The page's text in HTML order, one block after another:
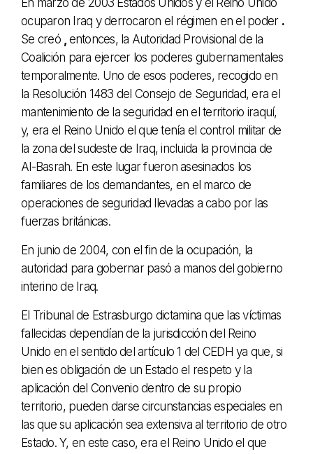
En marzo de 2003 Estados Unidos y el Reino Unido
ocuparon Iraq y derrocaron el régimen en el poder .
Se creó , entonces, la Autoridad Provisional de la
Coalición para ejercer los poderes gubernamentales
temporalmente. Uno de esos poderes, recogido en
la Resolución 1483 del Consejo de Seguridad, era el
mantenimiento de la seguridad en el territorio iraquí,
y, era el Reino Unido el que tenía el control militar de
la zona del sudeste de Iraq, incluida la provincia de
Al-Basrah. En este lugar fueron asesinados los
familiares de los demandantes, en el marco de
operaciones de seguridad llevadas a cabo por las
fuerzas británicas.
En junio de 2004, con el fin de la ocupación, la
autoridad para gobernar pasó a manos del gobierno
interino de Iraq.
El Tribunal de Estrasburgo dictamina que las víctimas
fallecidas dependían de la jurisdicción del Reino
Unido en el sentido del artículo 1 del CEDH ya que, si
bien es obligación de un Estado el respeto y la
aplicación del Convenio dentro de su propio
territorio, pueden darse circunstancias especiales en
las que su aplicación sea extensiva al territorio de otro
Estado. Y, en este caso, era el Reino Unido el que